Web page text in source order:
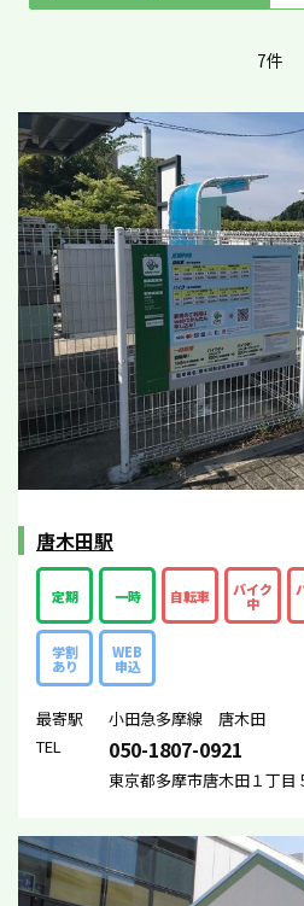
7件
唐木田駅
定期 一時 自転車 バイク
中
学割
あり
WEB
申込
最寄駅
小田急多摩線 唐木田
TEL
050-1807-0921
東京都多摩市唐木田１丁目